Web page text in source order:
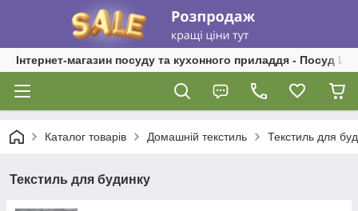
Інтернет-магазин посуду та кухонного приладдя - Посуд
Каталог товарів Домашній текстиль Текстиль для
Текстиль для будинку